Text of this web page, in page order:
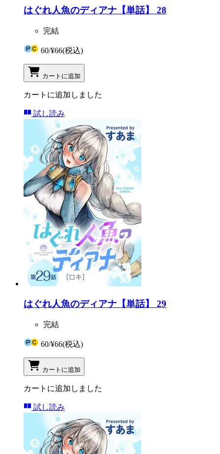
はぐれ人魚のディアナ【単話】 28
完結
60/¥66(税込)
カートに追加
カートに追加しました
試し読み
はぐれ人魚のディアナ【単話】 29
完結
60/¥66(税込)
カートに追加
カートに追加しました
試し読み